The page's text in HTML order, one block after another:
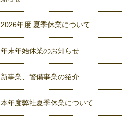
2026年度 夏季休業について
年末年始休業のお知らせ
新事業、警備事業の紹介
本年度弊社夏季休業について